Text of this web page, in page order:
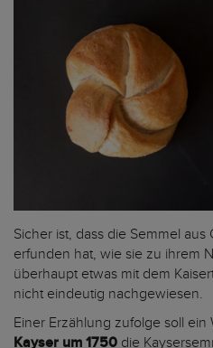
Sicher ist, dass die Semmel
erfunden hat, wie sie zu ihrem
überhaupt etwas mit dem
nicht eindeutig nachgewiesen.
Einer Erzählung zufolge soll ein
Kayser um 1750 die